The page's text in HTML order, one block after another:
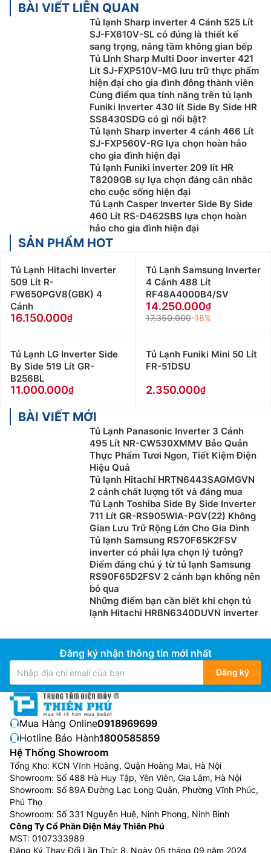
BÀI VIẾT LIÊN QUAN
Tủ lạnh Sharp inverter 4 Cánh 525 Lít
SJ-FX610V-SL có đúng là thiết kế
sang trọng, nâng tầm không gian bếp
Tủ Llnh Sharp Multi Door inverter 421
Lít SJ-FXP510V-MG lưu trữ thực phẩm
hiện đại cho gia đình đông thành viên
Cùng điểm qua tính năng trên tủ lạnh
Funiki Inverter 430 lít Side By Side HR
SS8430SDG có gì nổi bật?
Tủ lạnh Sharp inverter 4 cánh 466 Lít
SJ-FXP560V-RG lựa chọn hoàn hảo
cho gia đình hiện đại
Tủ lạnh Funiki inverter 209 lít HR
T8209GB sự lựa chọn đáng cân nhắc
cho cuộc sống hiện đại
Tủ Lạnh Casper Inverter Side By Side
460 Lít RS-D462SBS lựa chọn hoàn
hảo cho gia đình hiện đại
SẢN PHẨM HOT
Tủ Lạnh Hitachi Inverter
509 Lít R-
FW650PGV8(GBK) 4
Cánh
16.150.000
Tủ Lạnh Samsung Inverter
4 Cánh 488 Lít
RF48A4000B4/SV
14.250.000
17.350.000-18%
Tủ Lạnh LG Inverter Side
By Side 519 Lít GR-
B256BL
11.000.000
Tủ Lạnh Funiki Mini 50 Lít
FR-51DSU
2.350.000
BÀI VIẾT MỚI
Tủ Lạnh Panasonic Inverter 3 Cánh
495 Lít NR-CW530XMMV Bảo Quản
Thực Phẩm Tươi Ngon, Tiết Kiệm Điện
Hiệu Quả
Tủ lạnh Hitachi HRTN6443SAGMGVN
2 cánh chất lượng tốt và đáng mua
Tủ Lạnh Toshiba Side By Side Inverter
711 Lít GR-RS905WIA-PGV(22) Không
Gian Lưu Trữ Rộng Lớn Cho Gia Đình
Tủ lạnh Samsung RS70F65K2FSV
inverter có phải lựa chọn lý tưởng?
Điểm đáng chú ý từ tủ lạnh Samsung
RS90F65D2FSV 2 cánh bạn không nên
bỏ qua
Những điểm bạn cần biết khi chọn tủ
lạnh Hitachi HRBN6340DUVN inverter
Đăng ký nhận thông tin mới nhất
Đăng ký
Mua Hàng Online:0918969699
Hotline Bảo Hành:1800585859
Hệ Thống Showroom
Tổng Kho: KCN Vĩnh Hoàng, Quận Hoàng Mai, Hà Nội
Showroom: Số 488 Hà Huy Tập, Yên Viên, Gia Lâm, Hà Nội
Showroom: Số 89A Đường Lạc Long Quân, Phường Vĩnh Phúc,
Phú Thọ
Showroom: Số 331 Nguyễn Huệ, Ninh Phong, Ninh Bình
Công Ty Cổ Phần Điện Máy Thiên Phú
MST: 0107333989
Đăng Ký Thay Đổi Lần Thứ: 8, Ngày 05 tháng 09 năm 2024